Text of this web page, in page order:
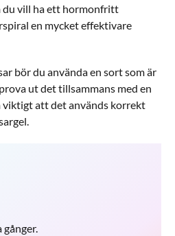
du vill ha ett hormonfritt
en mycket effektivare
bör du använda en sort som är
ut det tillsammans med en
viktigt att det används korrekt
gånger.